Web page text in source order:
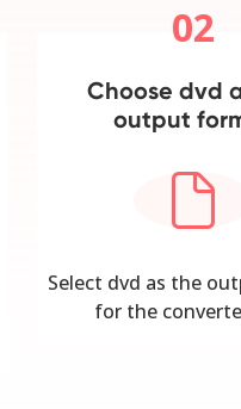
02
Choose dvd
output
Select dvd as the
for the